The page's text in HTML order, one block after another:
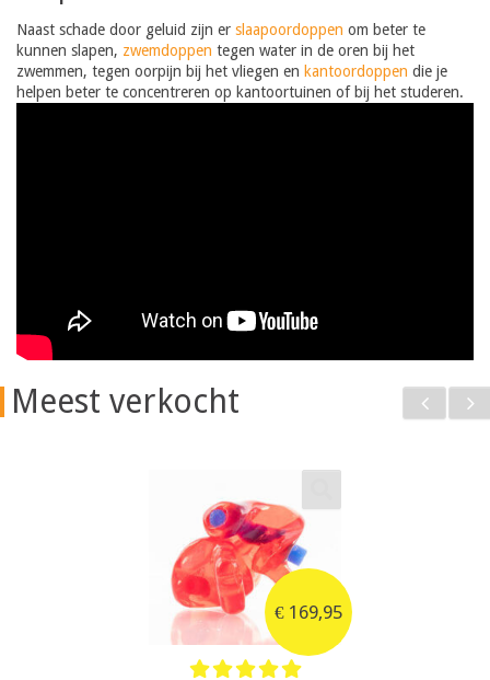
Naast schade door geluid zijn er slaapoordoppen om beter te
kunnen slapen, zwemdoppen tegen water in de oren bij het
zwemmen, tegen oorpijn bij het vliegen en kantoordoppen die je
helpen beter te concentreren op kantoortuinen of bij het studeren.
Meest verkocht
€ 169,95